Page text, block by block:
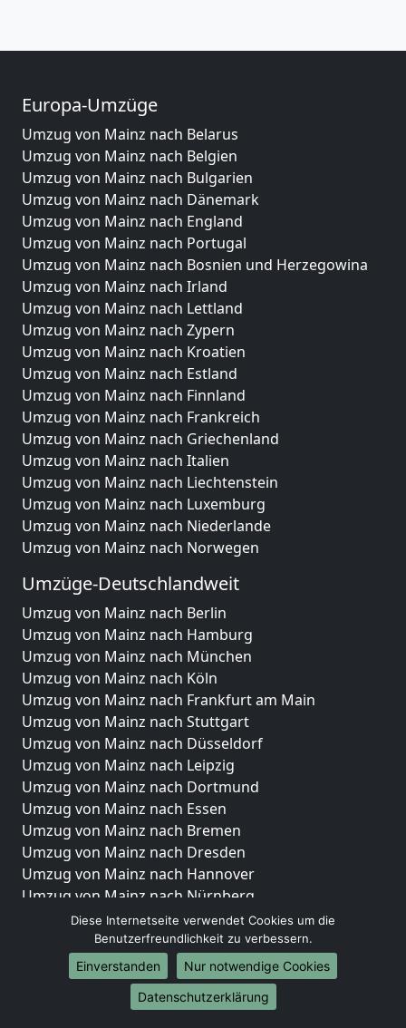
Europa-Umzüge
Umzug von Mainz nach Belarus
Umzug von Mainz nach Belgien
Umzug von Mainz nach Bulgarien
Umzug von Mainz nach Dänemark
Umzug von Mainz nach England
Umzug von Mainz nach Portugal
Umzug von Mainz nach Bosnien und Herzegowina
Umzug von Mainz nach Irland
Umzug von Mainz nach Lettland
Umzug von Mainz nach Zypern
Umzug von Mainz nach Kroatien
Umzug von Mainz nach Estland
Umzug von Mainz nach Finnland
Umzug von Mainz nach Frankreich
Umzug von Mainz nach Griechenland
Umzug von Mainz nach Italien
Umzug von Mainz nach Liechtenstein
Umzug von Mainz nach Luxemburg
Umzug von Mainz nach Niederlande
Umzug von Mainz nach Norwegen
Umzüge-Deutschlandweit
Umzug von Mainz nach Berlin
Umzug von Mainz nach Hamburg
Umzug von Mainz nach München
Umzug von Mainz nach Köln
Umzug von Mainz nach Frankfurt am Main
Umzug von Mainz nach Stuttgart
Umzug von Mainz nach Düsseldorf
Umzug von Mainz nach Leipzig
Umzug von Mainz nach Dortmund
Umzug von Mainz nach Essen
Umzug von Mainz nach Bremen
Umzug von Mainz nach Dresden
Umzug von Mainz nach Hannover
Umzug von Mainz nach Nürnberg
Umzug von Mainz nach Duisburg
Umzug von Mainz nach Bochum
Umzug von Mainz nach Wuppertal
Umzug von Mainz nach Bielefeld
Umzug von Mainz nach Bonn
Diese Internetseite verwendet Cookies um die
Benutzerfreundlichkeit zu verbessern.
Einverstanden
Nur notwendige Cookies
Datenschutzerklärung